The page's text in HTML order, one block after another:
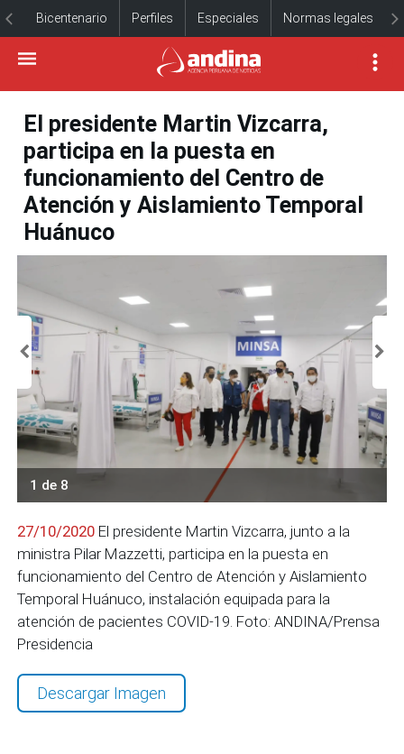
Bicentenario Perfiles Especiales Normas legales
El presidente Martin Vizcarra,
participa en la puesta en
funcionamiento del Centro de
Atención y Aislamiento Temporal
Huánuco
1 de 8
27/10/2020 El presidente Martin Vizcarra, junto a la
ministra Pilar Mazzetti, participa en la puesta en
funcionamiento del Centro de Atención y Aislamiento
Temporal Huánuco, instalación equipada para la
atención de pacientes COVID-19. Foto: ANDINA/Prensa
Presidencia
Descargar Imagen